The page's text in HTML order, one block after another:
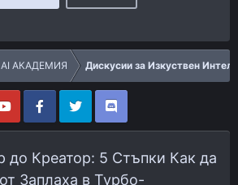
AI АКАДЕМИЯ Дискусии за Изкуствен
до Креатор: 5 Стъпки Как да
Заплаха в Турбо-